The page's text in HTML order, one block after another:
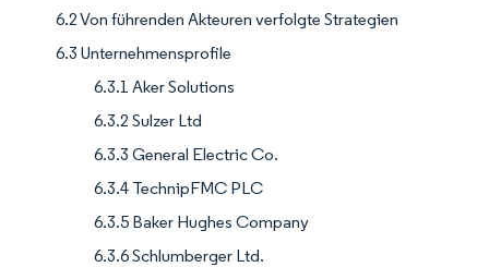
6.2 Von führenden Akteuren verfolgte Strategien
6.3 Unternehmensprofile
6.3.1 Aker Solutions
6.3.2 Sulzer Ltd
6.3.3 General Electric Co.
6.3.4 TechnipFMC PLC
6.3.5 Baker Hughes Company
6.3.6 Schlumberger Ltd.